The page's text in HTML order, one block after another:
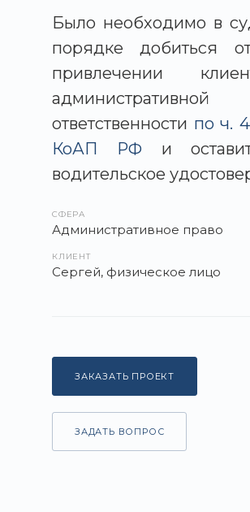
Было необходимо в
порядке добиться
привлечении
административной
ответственности по ч.
КоАП РФ и
водительское
СФЕРА
Административное право
КЛИЕНТ
Сергей, физическое лицо
ЗАКАЗАТЬ ПРОЕКТ
ЗАДАТЬ ВОПРОС